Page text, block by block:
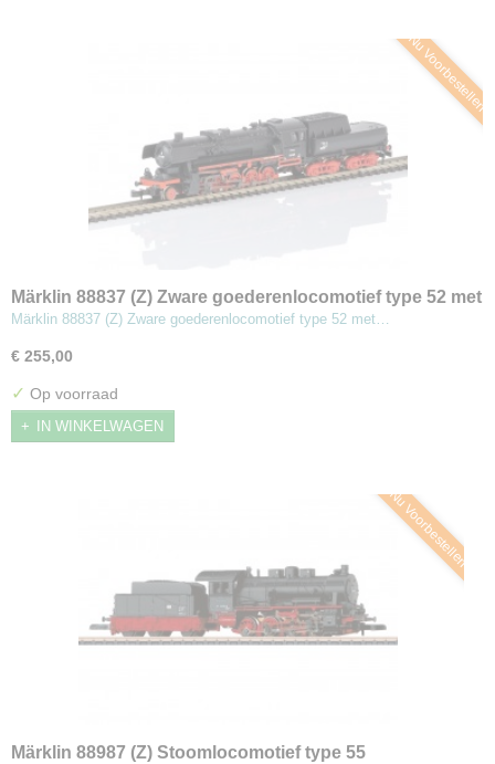
Nu Voorbestellen
Märklin 88837 (Z) Zware goederenlocomotief type 52 met
kuiptender
Märklin 88837 (Z) Zware goederenlocomotief type 52 met…
€ 255,00
✓ Op voorraad
IN WINKELWAGEN
Nu Voorbestellen
Märklin 88987 (Z) Stoomlocomotief type 55